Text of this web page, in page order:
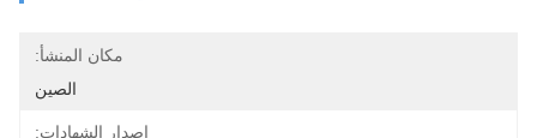
مكان المنشأ:
الصين
إصدار الشهادات: